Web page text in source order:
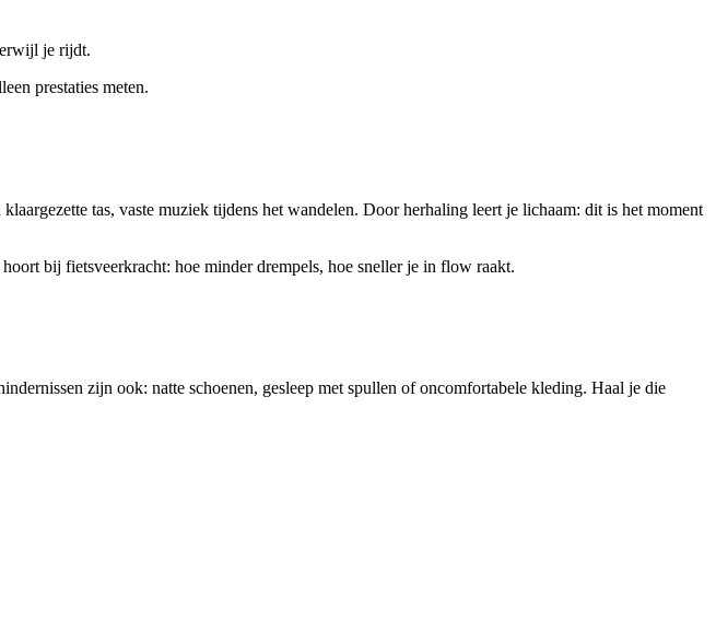
je rijdt.
prestaties meten.
tas, vaste muziek tijdens het wandelen. Door herhaling leert je lichaam: dit is het moment
bij fietsveerkracht: hoe minder drempels, hoe sneller je in flow raakt.
zijn ook: natte schoenen, gesleep met spullen of oncomfortabele kleding. Haal je die